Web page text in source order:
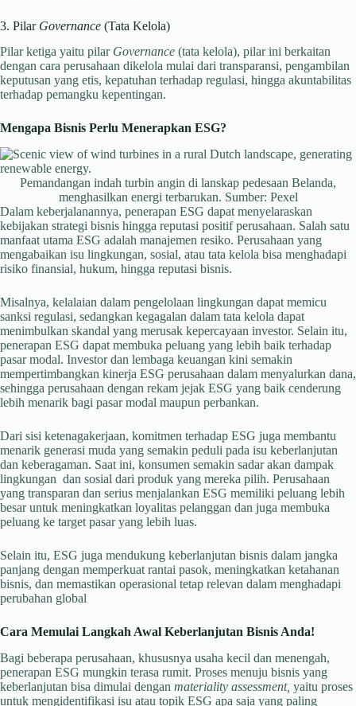
3. Pilar Governance (Tata Kelola)
Pilar ketiga yaitu pilar Governance (tata kelola), pilar ini berkaitan
dengan cara perusahaan dikelola mulai dari transparansi, pengambilan
keputusan yang etis, kepatuhan terhadap regulasi, hingga akuntabilitas
terhadap pemangku kepentingan.
Mengapa Bisnis Perlu Menerapkan ESG?
Pemandangan indah turbin angin di lanskap pedesaan Belanda,
menghasilkan energi terbarukan. Sumber: Pexel
Dalam keberjalanannya, penerapan ESG dapat menyelaraskan
kebijakan strategi bisnis hingga reputasi positif perusahaan. Salah satu
manfaat utama ESG adalah manajemen resiko. Perusahaan yang
mengabaikan isu lingkungan, sosial, atau tata kelola bisa menghadapi
risiko finansial, hukum, hingga reputasi bisnis.
Misalnya, kelalaian dalam pengelolaan lingkungan dapat memicu
sanksi regulasi, sedangkan kegagalan dalam tata kelola dapat
menimbulkan skandal yang merusak kepercayaan investor. Selain itu,
penerapan ESG dapat membuka peluang yang lebih baik terhadap
pasar modal. Investor dan lembaga keuangan kini semakin
mempertimbangkan kinerja ESG perusahaan dalam menyalurkan dana,
sehingga perusahaan dengan rekam jejak ESG yang baik cenderung
lebih menarik bagi pasar modal maupun perbankan.
Dari sisi ketenagakerjaan, komitmen terhadap ESG juga membantu
menarik generasi muda yang semakin peduli pada isu keberlanjutan
dan keberagaman. Saat ini, konsumen semakin sadar akan dampak
lingkungan dan sosial dari produk yang mereka pilih. Perusahaan
yang transparan dan serius menjalankan ESG memiliki peluang lebih
besar untuk meningkatkan loyalitas pelanggan dan juga membuka
peluang ke target pasar yang lebih luas.
Selain itu, ESG juga mendukung keberlanjutan bisnis dalam jangka
panjang dengan memperkuat rantai pasok, meningkatkan ketahanan
bisnis, dan memastikan operasional tetap relevan dalam menghadapi
perubahan global
Cara Memulai Langkah Awal Keberlanjutan Bisnis Anda!
Bagi beberapa perusahaan, khususnya usaha kecil dan menengah,
penerapan ESG mungkin terasa rumit. Proses menuju bisnis yang
keberlanjutan bisa dimulai dengan materiality assessment, yaitu proses
untuk mengidentifikasi isu atau topik ESG apa saja yang paling